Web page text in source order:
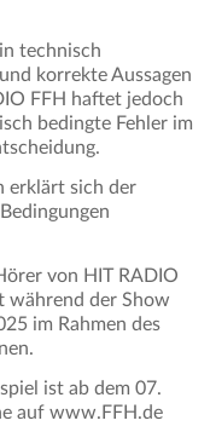
technisch
korrekte Aussagen
FFH haftet jedoch
bedingte Fehler im
erklärt sich der
von HIT RADIO
während der Show
im Rahmen des
ist ab dem 07.
auf www.FFH.de